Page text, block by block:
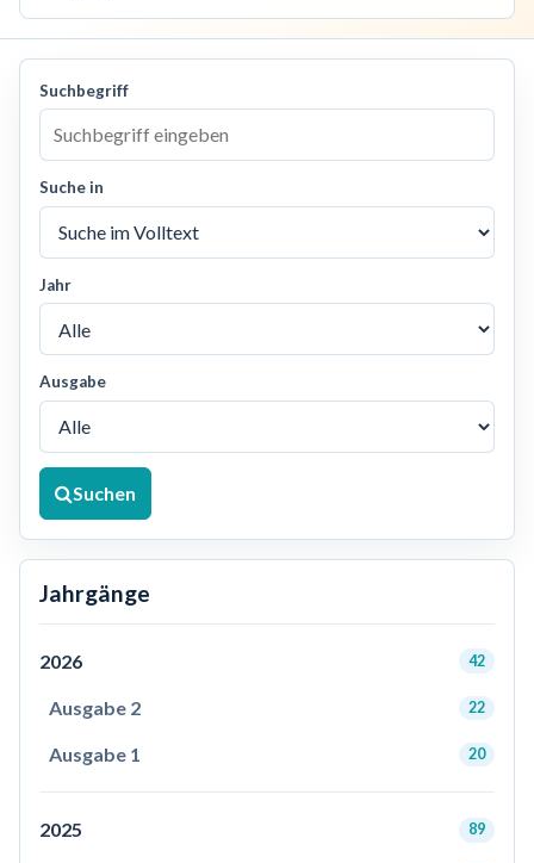
Suchbegriff
Suche in
Jahr
Ausgabe
Suchen
Jahrgänge
2026 42
Ausgabe 2 22
Ausgabe 1 20
2025 89